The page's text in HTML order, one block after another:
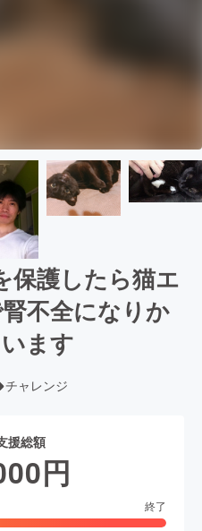
保護したら猫エ
不全になりか
ます
チャレンジ
援総額
円
終了